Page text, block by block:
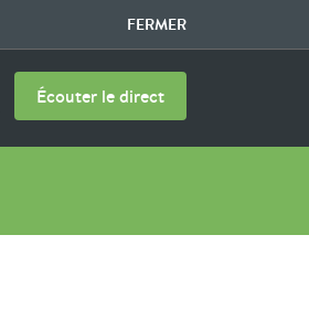
FERMER
Écouter le direct